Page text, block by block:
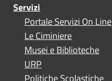
Servizi
Portale Servizi On Line
Le Ciminiere
Musei e Biblioteche
URP
Politiche Scolastiche